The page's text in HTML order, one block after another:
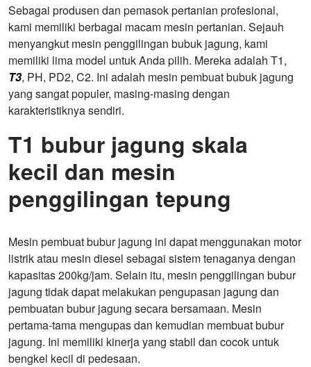
Sebagai produsen dan pemasok pertanian profesional,
kami memiliki berbagai macam mesin pertanian. Sejauh
menyangkut mesin penggilingan bubuk jagung, kami
memiliki lima model untuk Anda pilih. Mereka adalah T1,
T3, PH, PD2, C2. Ini adalah mesin pembuat bubuk jagung
yang sangat populer, masing-masing dengan
karakteristiknya sendiri.
T1 bubur jagung skala
kecil dan mesin
penggilingan tepung
Mesin pembuat bubur jagung ini dapat menggunakan motor
listrik atau mesin diesel sebagai sistem tenaganya dengan
kapasitas 200kg/jam. Selain itu, mesin penggilingan bubur
jagung tidak dapat melakukan pengupasan jagung dan
pembuatan bubur jagung secara bersamaan. Mesin
pertama-tama mengupas dan kemudian membuat bubur
jagung. Ini memiliki kinerja yang stabil dan cocok untuk
bengkel kecil di pedesaan.